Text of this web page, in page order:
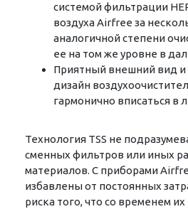
системой фильтрации
воздуха Airfree за
аналогичной степени
ее на том же уровне в
Приятный внешний вид
дизайн
гармонично вписаться в
Технология TSS не
сменных фильтров или иных
материалов. С приборами
избавлены от постоянных
риска того, что со временем